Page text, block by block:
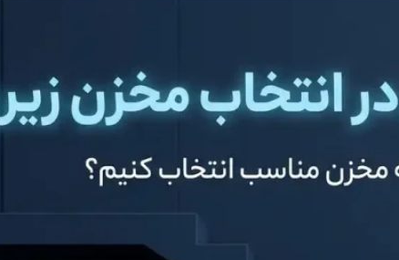
مخزن 1000 لیتری مکعبی سه لایه
29,000,000